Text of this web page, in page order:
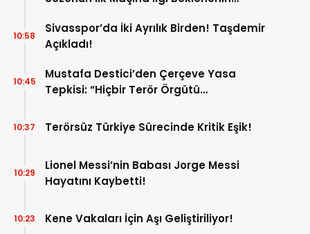
Sivasspor’da İki Ayrılık Birden! Taşdemir
Açıkladı!
10:58
Mustafa Destici’den Çerçeve Yasa
Tepkisi: “Hiçbir Terör Örgütü
Edilemez”
10:45
Terörsüz Türkiye Sürecinde Kritik Eşik!
10:37
Lionel Messi’nin Babası Jorge Messi
Hayatını Kaybetti!
10:29
Kene Vakaları İçin Aşı Geliştiriliyor!
10:23